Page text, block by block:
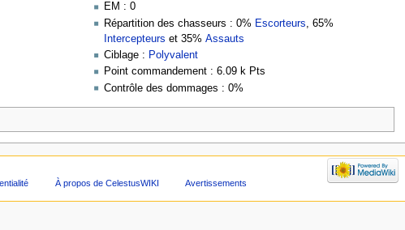
EM : 0
Répartition des chasseurs : 0% Escorteurs , 65%
Intercepteurs et 35%Assauts
Ciblage : Polyvalent
Point commandement : 6.09 k Pts
Contrôle des dommages : 0%
À propos de CelestusWIKI Avertissements